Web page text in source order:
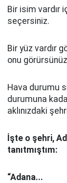
Bir isim vardır
seçersiniz.
Bir yüz vardır
onu
Hava durumu
durumuna
aklınızdaki
İşte o şehri,
tanıtmıştım:
“Adana...